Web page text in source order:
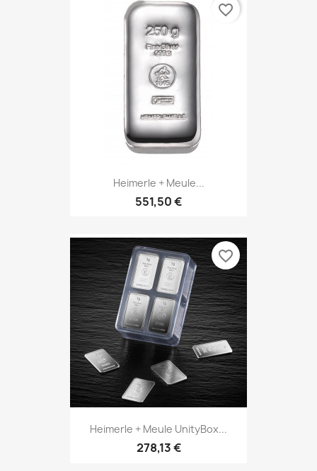
Heimerle + Meule...
551,50 €
favorite_border
Heimerle + Meule UnityBox...
278,13 €
favorite_border